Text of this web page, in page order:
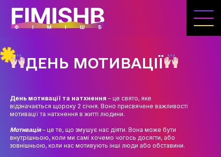
ГОЛОВНА
ІНДУСТРІЇ ДОЗВІЛЛЯ
МЕТА, ЗАВДАННЯ ТА ІСТОРІЯ КАФЕДРИ
ОСВІТНЯ ДІЯЛЬНІСТЬ
ОСВІТНІ ПРОГРАМИ
ПРАКТИКА
ДЕНЬ МОТИВАЦІЇ
День мотивації та натхнення – це свято, яке
відзначається щороку 2 січня. Воно присвячене важливості
мотивації та натхнення в житті людини.
Мотивація– це те, що змушує нас діяти. Вона може бути
внутрішньою, коли ми самі хочемо чогось досягти, або
зовнішньою, коли нас мотивують інші люди або обставини.